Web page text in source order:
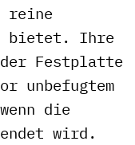
reine
bietet. Ihre
Festplatte
unbefugtem
die
wird.